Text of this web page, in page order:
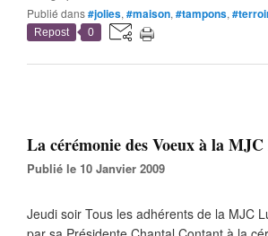
Publié dans#jolies, #maison, #tampons,
Repost 0
La cérémonie des Voeux à la
Publié le 10 Janvier 2009
Jeudi soir Tous les adhérents de la MJC